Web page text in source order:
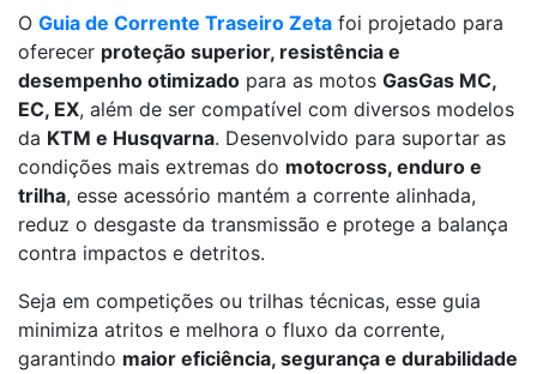
O Guia de Corrente Traseiro Zeta foi projetado para
oferecer proteção superior, resistência e
desempenho otimizado para as motos GasGas MC,
EC, EX, além de ser compatível com diversos modelos
da KTM e Husqvarna. Desenvolvido para suportar as
condições mais extremas do motocross, enduro e
trilha, esse acessório mantém a corrente alinhada,
reduz o desgaste da transmissão e protege a balança
contra impactos e detritos.
Seja em competições ou trilhas técnicas, esse guia
minimiza atritos e melhora o fluxo da corrente,
garantindo maior eficiência, segurança e durabilidade